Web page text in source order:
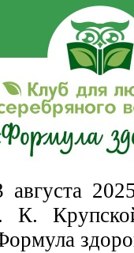
августа
К. Крупской